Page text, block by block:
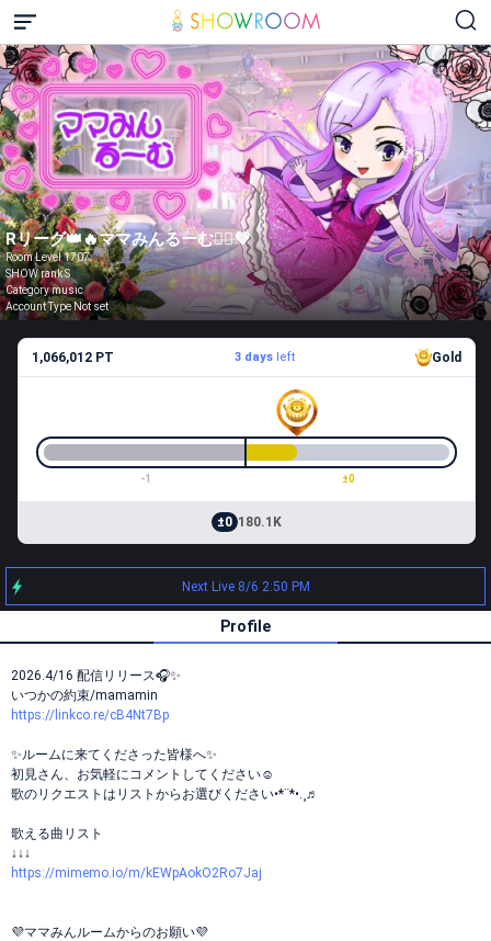
Rリーグ👑🔥ママみんるーむ💁‍♀️💜
Room Level 1707
SHOW rank S
Category music
Account Type Not set
1,066,012 PT 3 days left Gold
-1 ±0
±0 180.1K
Next Live 8/6 2:50 PM
Profile
2026.4/16 配信リリース🎧✨
いつかの約束/mamamin
https://linkco.re/cB4Nt7Bp
✨️ルームに来てくださった皆様へ✨
初見さん、お気軽にコメントしてください☺️
歌のリクエストはリストからお選びください•*¨*•.¸♬︎
歌える曲リスト
↓↓↓
https://mimemo.io/m/kEWpAokO2Ro7Jaj
💜ママみんルームからのお願い💜